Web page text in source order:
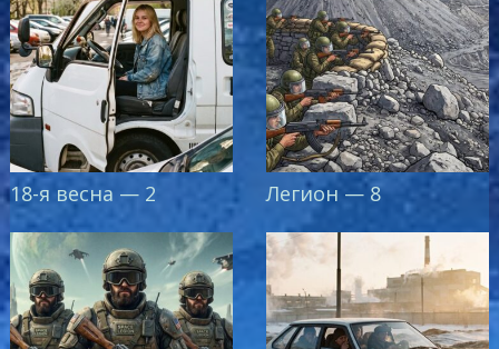
18-я весна — 2 Легион — 8